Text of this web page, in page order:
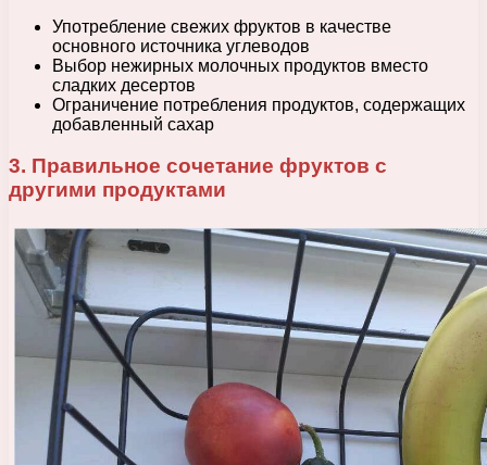
Употребление свежих фруктов в качестве
основного источника углеводов
Выбор нежирных молочных продуктов вместо
сладких десертов
Ограничение потребления продуктов, содержащих
добавленный сахар
3. Правильное сочетание фруктов с
другими продуктами